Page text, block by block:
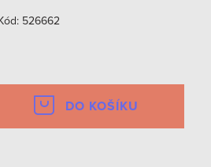
526662
DO KOŠÍKU